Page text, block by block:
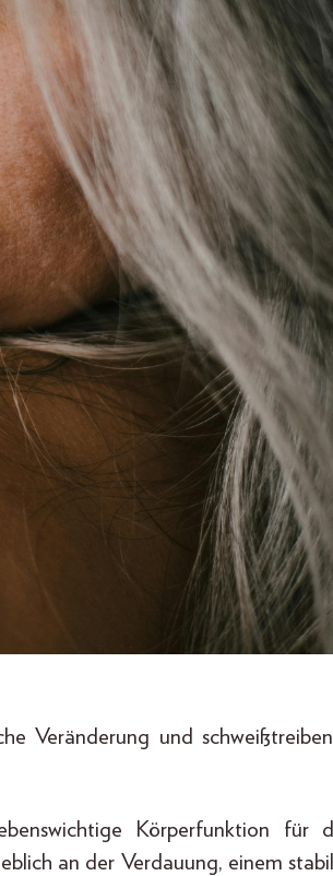
Veränderung und
Körperfunktion für
an der Verdauung, einem